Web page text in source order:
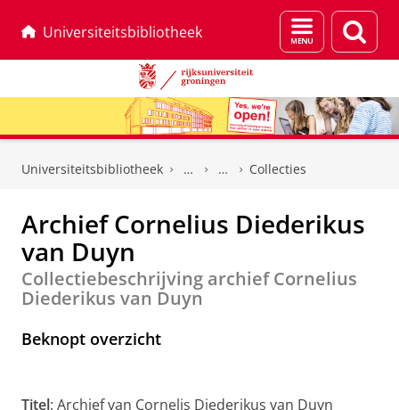
Universiteitsbibliotheek
Menu
en
Universiteitsbibliotheek Collecties
Archief Cornelius Diederikus
van Duyn
Collectiebeschrijving archief Cornelius
Diederikus van Duyn
Beknopt overzicht
Titel: Archief van Cornelis Diederikus van Duyn